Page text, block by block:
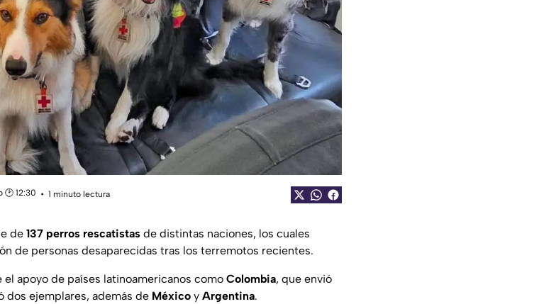
🕑 12:30
1 minuto lectura
de 137 perros rescatistas de distintas naciones, los cuales
de personas desaparecidas tras los terremotos recientes.
apoyo de países latinoamericanos como Colombia, que envió
dos ejemplares, además de México y Argentina.